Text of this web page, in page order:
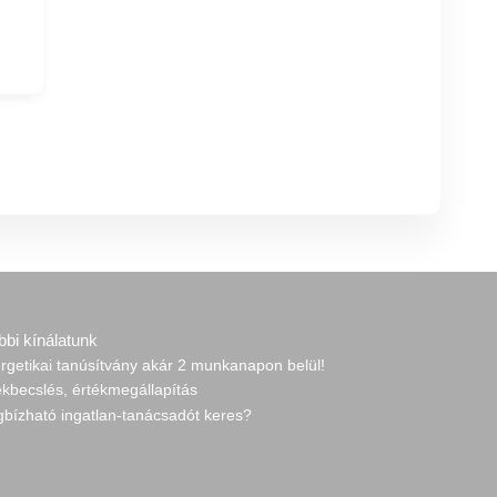
kínálatunk
tanúsítvány akár 2 munkanapon belül!
értékmegállapítás
ingatlan-tanácsadót keres?